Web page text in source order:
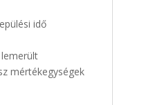
idő
lemerült
mértékegységek